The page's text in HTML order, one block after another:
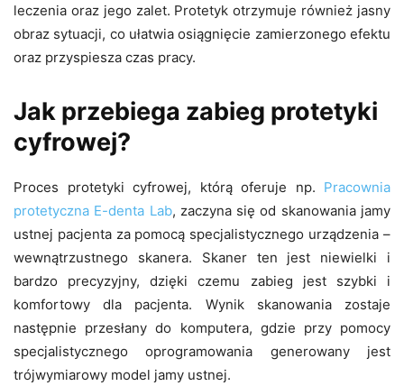
leczenia oraz jego zalet. Protetyk otrzymuje również jasny
obraz sytuacji, co ułatwia osiągnięcie zamierzonego efektu
oraz przyspiesza czas pracy.
Jak przebiega zabieg protetyki
cyfrowej?
Proces protetyki cyfrowej, którą oferuje np. Pracownia
protetyczna E-denta Lab, zaczyna się od skanowania jamy
ustnej pacjenta za pomocą specjalistycznego urządzenia –
wewnątrzustnego skanera. Skaner ten jest niewielki i
bardzo precyzyjny, dzięki czemu zabieg jest szybki i
komfortowy dla pacjenta. Wynik skanowania zostaje
następnie przesłany do komputera, gdzie przy pomocy
specjalistycznego oprogramowania generowany jest
trójwymiarowy model jamy ustnej.